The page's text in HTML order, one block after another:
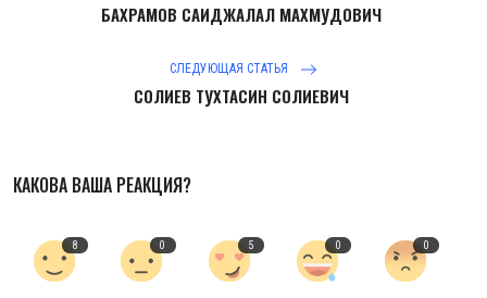
БАХРАМОВ САИДЖАЛАЛ МАХМУДОВИЧ
СЛЕДУЮЩАЯ СТАТЬЯ
СОЛИЕВ ТУХТАСИН СОЛИЕВИЧ
КАКОВА ВАША РЕАКЦИЯ?
8 0 5 0 0